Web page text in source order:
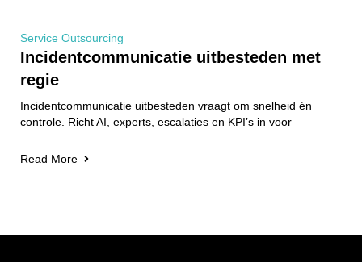
Service Outsourcing
Incidentcommunicatie uitbesteden met
regie
Incidentcommunicatie uitbesteden vraagt om snelheid én
controle. Richt AI, experts, escalaties en KPI’s in voor
Read More